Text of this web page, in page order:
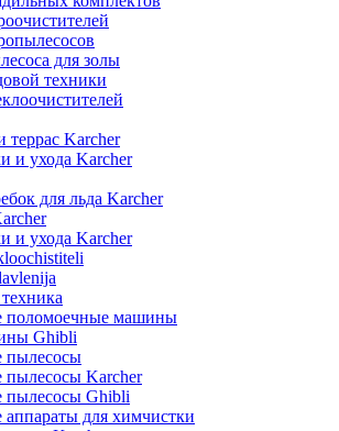
для золы
техники
террас Karcher
и ухода Karcher
для льда Karcher
и ухода Karcher
поломоечные машины
Ghibli
пылесосы
пылесосы Karcher
пылесосы Ghibli
для химчистки